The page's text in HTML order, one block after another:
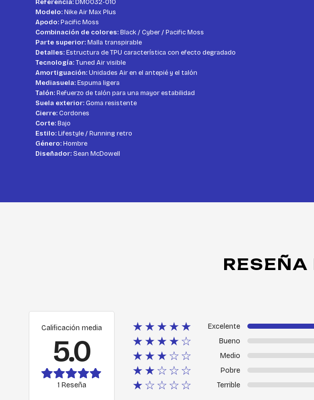
Referencia:DM0032-010
Modelo:Nike Air Max Plus
Apodo:Pacific Moss
Combinación de colores:Black / Cyber / Pacific Moss
Parte superior:Malla transpirable
Detalles:Estructura de TPU característica con efecto degradado
Tecnología:Tuned Air visible
Amortiguación:Unidades Air en el antepié y el talón
Mediasuela:Espuma ligera
Talón:Refuerzo de talón para una mayor estabilidad
Suela exterior:Goma resistente
Cierre:Cordones
Corte:Bajo
Estilo:Lifestyle / Running retro
Género:Hombre
Diseñador:Sean McDowell
RESEÑA
Calificación media
5.0
1 Reseña
★★★★★ Excelente
★★★★☆ Bueno
★★★☆☆ Medio
★★☆☆☆ Pobre
★☆☆☆☆ Terrible